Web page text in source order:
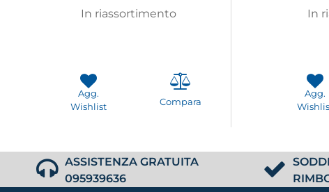
In riassortimento
Agg.
Wishlist
Compara
In
Agg.
ASSISTENZA GRATUITA
095939636